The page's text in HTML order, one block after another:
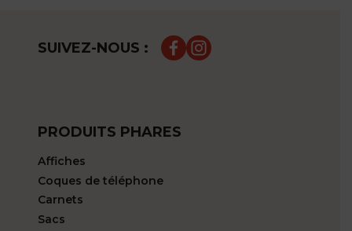
SUIVEZ-NOUS :
PRODUITS PHARES
Affiches
Coques de téléphone
Carnets
Sacs